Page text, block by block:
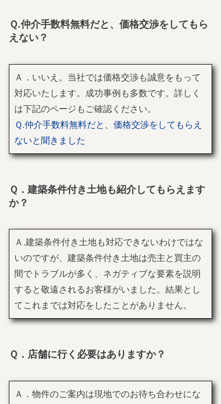
Ｑ.仲介手数料無料だと、価格交渉をしてもら
えない？
Ａ．いいえ。当社では価格交渉も誠意をもって
対応いたします。成功事例も多数です。詳しく
は下記のページもご確認ください。
Ｑ.仲介手数料無料だと、価格交渉をしてもらえ
ないと聞きました
Ｑ．建築条件付き土地も紹介してもらえます
か？
Ａ.建築条件付き土地も対応できないわけではな
いのですが、建築条件付き土地は売主と買主の
間でトラブルが多く、ネガティブな要素を説明
すると敬遠されるお客様がいました。結果とし
てこれまでは対応をしたことがありません。
Ｑ．店舗に行く必要はありますか？
Ａ．物件のご案内は現地でのお待ち合わせにな